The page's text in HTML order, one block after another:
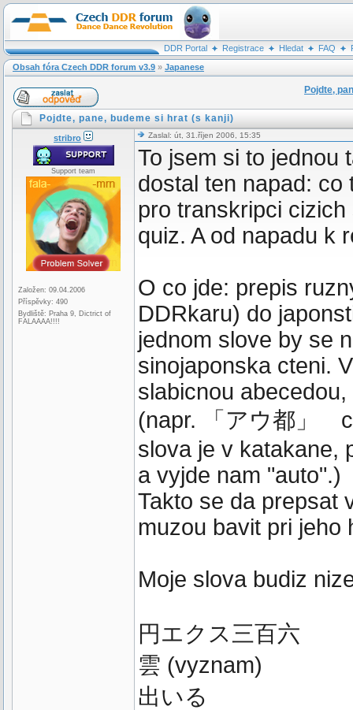
DDR Portal Registrace Hledat FAQ
Obsah fóra Czech DDR forum v3.9 » Japanese
Pojdte,
Pojdte, pane, budeme si hrat (s kanji)
stribro
Support team
Založen: 09.04.2006
Příspěvky: 490
Bydliště: Praha 9, Dictrict of
FALAAAA!!!!
Zaslal: út, 31.říjen 2006, 15:35
To jsem si to jednou
dostal ten napad:
pro transkripci
quiz. A od napadu k
O co jde: prepis
DDRkaru) do
jednom slove by se
sinojaponska cteni.
slabicnou
(napr. 「アウ都」
slova je v katakane,
a vyjde nam "auto".)
Takto se da prepsat
muzou bavit pri jeho
Moje slova budiz
円エクス三百六
雲 (vyznam)
出いる